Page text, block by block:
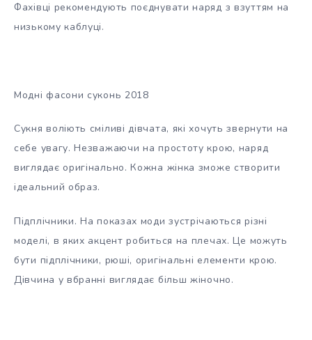
Фахівці рекомендують поєднувати наряд з взуттям на
низькому каблуці.
Модні фасони суконь 2018
Сукня воліють сміливі дівчата, які хочуть звернути на
себе увагу. Незважаючи на простоту крою, наряд
виглядає оригінально. Кожна жінка зможе створити
ідеальний образ.
Підплічники. На показах моди зустрічаються різні
моделі, в яких акцент робиться на плечах. Це можуть
бути підплічники, рюші, оригінальні елементи крою.
Дівчина у вбранні виглядає більш жіночно.